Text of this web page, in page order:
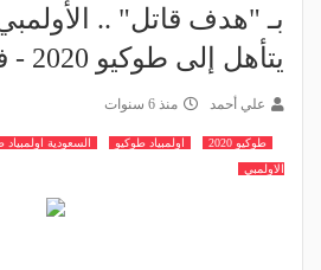
بـ "هدف قاتل" ..
يتأهل إلى طوكيو 2020 - فيديو
علي أحمد منذ 6 سنوات
طوكيو 2020 اولمبياد طوكيو السعودية اولمبياد
الاولمبي